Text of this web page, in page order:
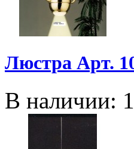
Люстра Арт.
В наличии: